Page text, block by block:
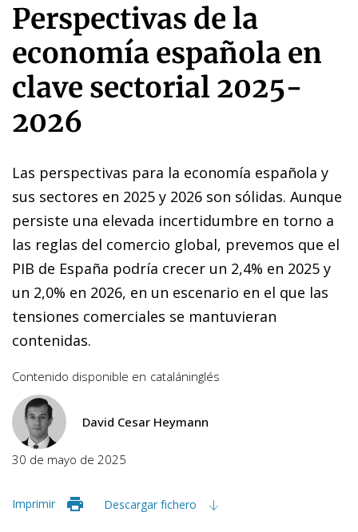
Perspectivas de la
economía española en
clave sectorial 2025-
2026
Las perspectivas para la economía española y
sus sectores en 2025 y 2026 son sólidas. Aunque
persiste una elevada incertidumbre en torno a
las reglas del comercio global, prevemos que el
PIB de España podría crecer un 2,4% en 2025 y
un 2,0% en 2026, en un escenario en el que las
tensiones comerciales se mantuvieran
contenidas.
Contenido disponible en cataláninglés
David Cesar Heymann
30 de mayo de 2025
Imprimir Descargar fichero